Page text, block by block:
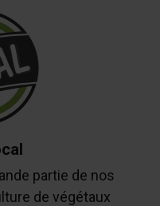
partie de nos
de végétaux